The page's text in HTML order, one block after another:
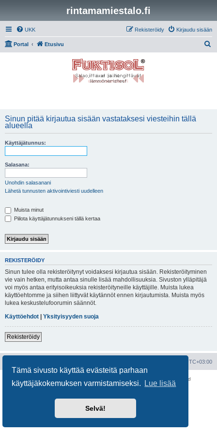
Tämä sivusto käyttää evästeitä parhaan
käyttäjäkokemuksen varmistamiseksi.
Lue lisää
Selvä!
rintamamiestalo.fi
UKK Kirjaudu sisään
Rekisteröidy
Portal Etusivu
Sinun pitää kirjautua sisään vastataksesi viesteihin tällä
alueella
Käyttäjätunnus:
Salasana:
Unohdin salasanani
Lähetä tunnusten aktivointiviesti uudelleen
Muista minut
Piilota käyttäjätunnukseni tällä kertaa
REKISTERÖIDY
Sinun tulee olla rekisteröitynyt voidaksesi kirjautua sisään. Rekisteröityminen
vie vain hetken, mutta antaa sinulle lisää mahdollisuuksia. Sivuston ylläpitäjä
voi myös antaa erityisoikeuksia rekisteröityneille käyttäjille. Muista lukea
käyttöehtomme ja siihen liittyvät käytännöt ennen kirjautumista. Muista myös
lukea keskustelufoorumin säännöt.
Käyttöehdot | Yksityisyyden suoja
Rekisteröidy
UTC+03:00
® Forum Software © phpBB Limited
Käännös: phpBB Suomi (lurttinen, harritapio, Pettis)